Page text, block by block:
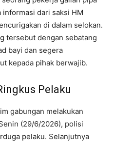
dari saksi HM
di dalam selokan.
tersebut dengan sebatang
bayi dan segera
kepada pihak berwajib.
Pelaku
gabungan melakukan
(29/6/2026), polisi
pelaku. Selanjutnya